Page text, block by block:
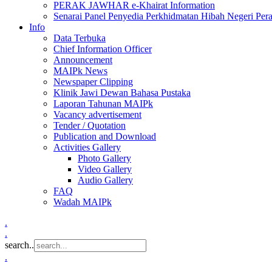
PERAK JAWHAR e-Khairat Information
Senarai Panel Penyedia Perkhidmatan Hibah Negeri
Info
Data Terbuka
Chief Information Officer
Announcement
MAIPk News
Newspaper Clipping
Klinik Jawi Dewan Bahasa Pustaka
Laporan Tahunan MAIPk
Vacancy advertisement
Tender / Quotation
Publication and Download
Activities Gallery
Photo Gallery
Video Gallery
Audio Gallery
FAQ
Wadah MAIPk
.
.
search..
.